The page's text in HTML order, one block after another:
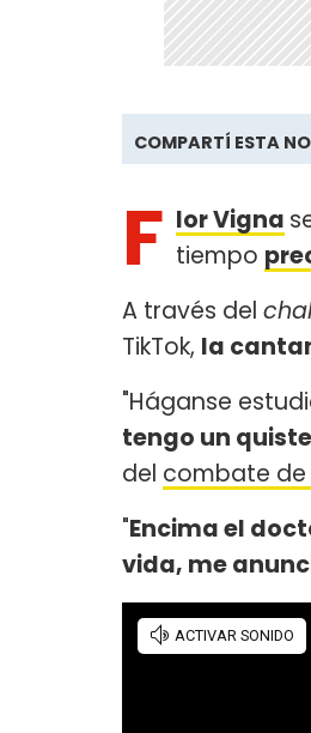
COMPARTÍ ESTA
F lor Vigna
tiempo
A través del
TikTok, la
"Háganse
tengo un
del combate de
"Encima el
vida, me